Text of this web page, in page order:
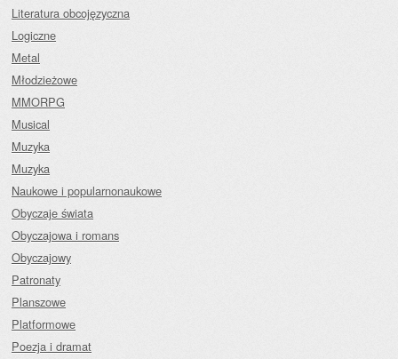
Literatura obcojęzyczna
Logiczne
Metal
Młodzieżowe
MMORPG
Musical
Muzyka
Muzyka
Naukowe i popularnonaukowe
Obyczaje świata
Obyczajowa i romans
Obyczajowy
Patronaty
Planszowe
Platformowe
Poezja i dramat